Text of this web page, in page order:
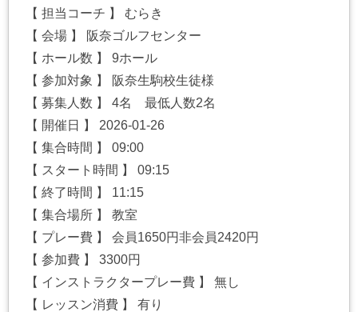
【 担当コーチ 】 むらき
【 会場 】 阪奈ゴルフセンター
【 ホール数 】 9ホール
【 参加対象 】 阪奈生駒校生徒様
【 募集人数 】 4名 最低人数2名
【 開催日 】 2026-01-26
【 集合時間 】 09:00
【 スタート時間 】 09:15
【 終了時間 】 11:15
【 集合場所 】 教室
【 プレー費 】 会員1650円非会員2420円
【 参加費 】 3300円
【 インストラクタープレー費 】 無し
【 レッスン消費 】 有り